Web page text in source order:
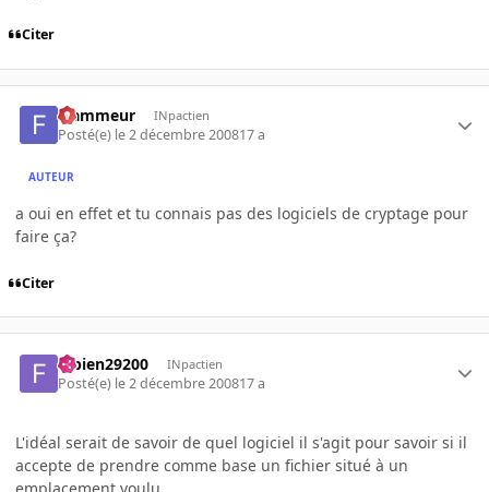
Citer
Flammeur INpactien
Posté(e) le 2 décembre 200817 a
AUTEUR
a oui en effet et tu connais pas des logiciels de cryptage pour
faire ça?
Citer
fabien29200 INpactien
Posté(e) le 2 décembre 200817 a
L'idéal serait de savoir de quel logiciel il s'agit pour savoir si il
accepte de prendre comme base un fichier situé à un